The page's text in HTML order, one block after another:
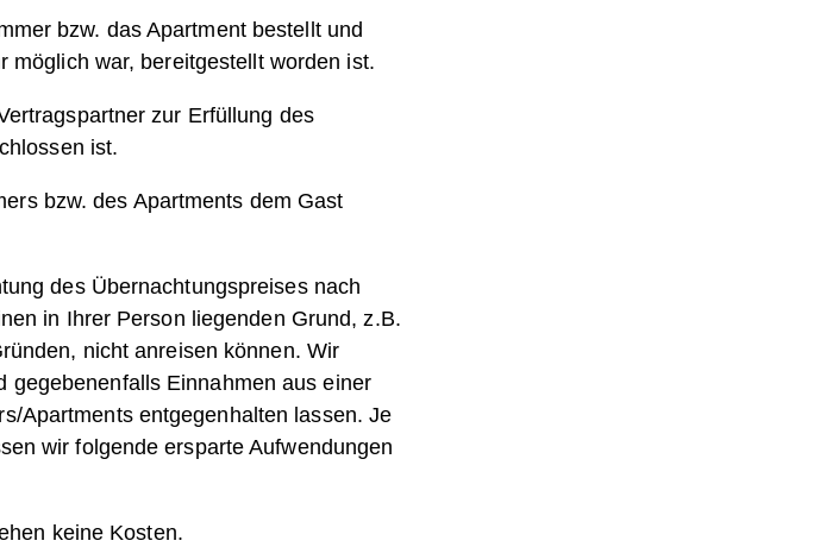
bzw. das Apartment bestellt und
möglich war, bereitgestellt worden ist.
zur Erfüllung des
ist.
bzw. des Apartments dem Gast
des Übernachtungspreises nach
in Ihrer Person liegenden Grund, z.B.
nicht anreisen können. Wir
gegebenenfalls Einnahmen aus einer
Apartments entgegenhalten lassen. Je
wir folgende ersparte Aufwendungen
keine Kosten.